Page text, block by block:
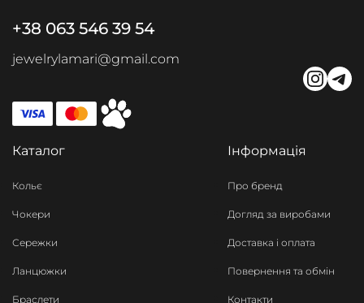
+38 063 546 39 54
jewelrylamari@gmail.com
Каталог
Кольє
Чокери
Сережки
Ланцюжки
Браслети
Інформація
Про бренд
Догляд за виробами
Доставка і оплата
Повернення та обмін
Контакти